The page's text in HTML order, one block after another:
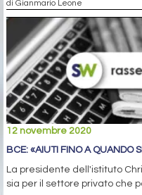
di Gianmario Leone
12 novembre 2020
BCE: «AIUTI FINO A QUANDO
La presidente dell'istituto
sia per il settore privato che